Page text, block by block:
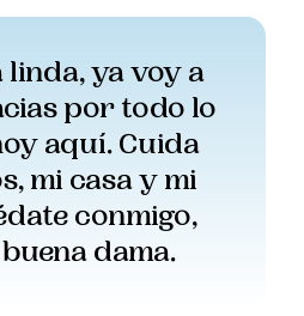
ya voy a
por todo lo
aquí. Cuida
mi casa y mi
conmigo,
dama.